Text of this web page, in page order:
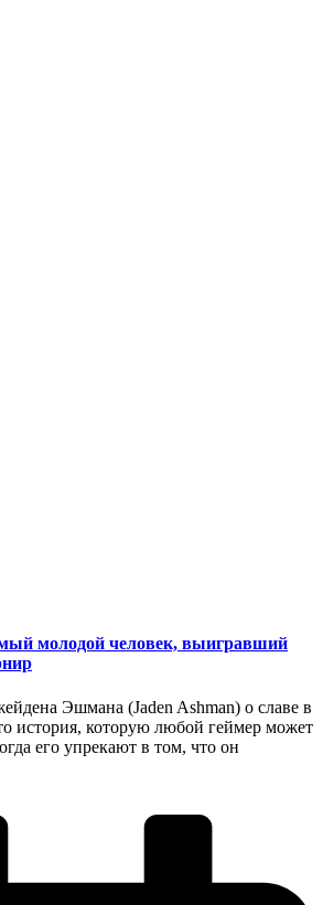
молодой человек, выигравший
Эшмана (Jaden Ashman) о славе в
история, которую любой геймер может
его упрекают в том, что он